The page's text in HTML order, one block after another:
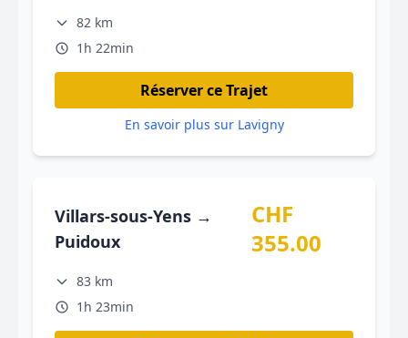
82 km
1h 22min
Réserver ce Trajet
En savoir plus sur Lavigny
Villars-sous-Yens →
Puidoux
CHF
355.00
83 km
1h 23min